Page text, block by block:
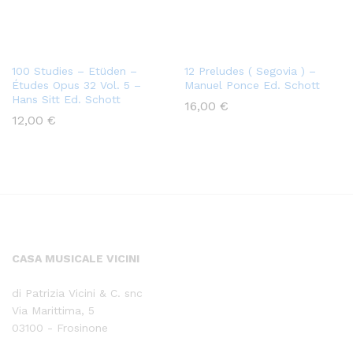
100 Studies – Etüden –
Études Opus 32 Vol. 5 –
Hans Sitt Ed. Schott
12,00 €
12 Preludes ( Segovia ) –
Manuel Ponce Ed. Schott
16,00 €
CASA MUSICALE VICINI
di Patrizia Vicini & C. snc
Via Marittima, 5
03100 - Frosinone